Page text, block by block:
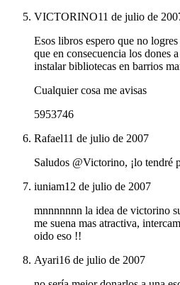
VICTORINO11 de julio de
Esos libros espero que no
que en consecuencia los dones
instalar bibliotecas en barrios
Cualquier cosa me avisas
5953746
Rafael11 de julio de 2007
Saludos @Victorino, ¡lo tendré
iuniam12 de julio de 2007
mnnnnnnn la idea de victorino
me suena mas atractiva,
oido eso !!
Ayari16 de julio de 2007